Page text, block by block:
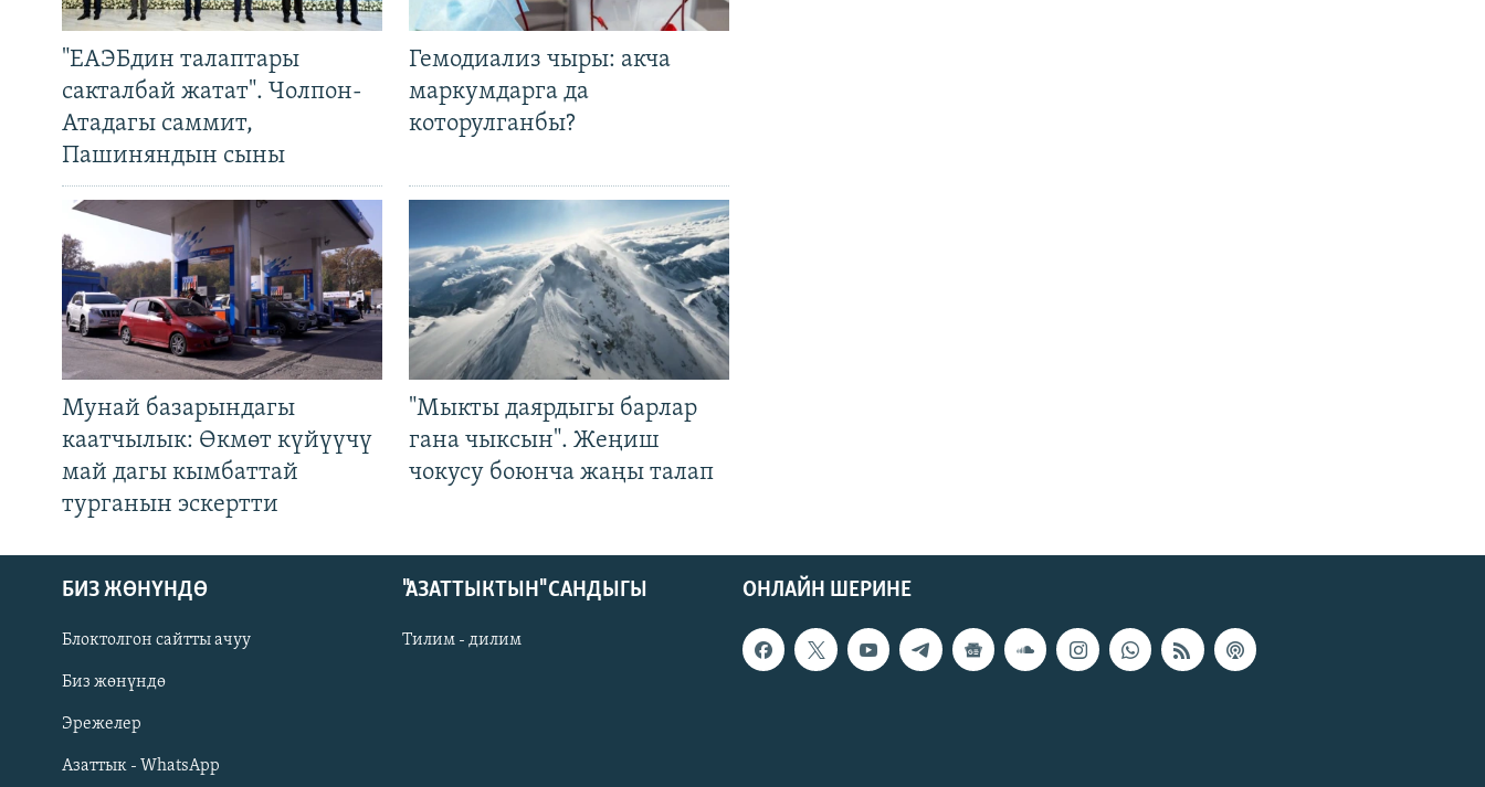
Русский
ОНЛАЙН ШЕРИНЕ
"ЕАЭБдин талаптары
сакталбай жатат". Чолпон-
Атадагы саммит,
Пашиняндын сыны
Гемодиализ чыры: акча
маркумдарга да
которулганбы?
Мунай базарындагы
каатчылык: Өкмөт күйүүчү
май дагы кымбаттай
турганын эскертти
"Мыкты даярдыгы барлар
гана чыксын". Жеңиш
чокусу боюнча жаңы талап
ОНЛАЙН ШЕРИНЕ
БИЗ ЖӨНҮНДӨ
Блоктолгон сайтты ачуу
Биз жөнүндө
Эрежелер
Азаттык - WhatsApp
"АЗАТТЫКТЫН" САНДЫГЫ
Тилим - дилим